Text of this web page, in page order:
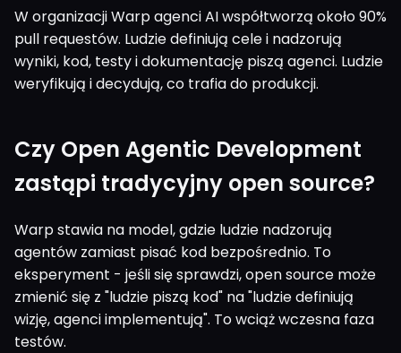
W organizacji Warp agenci AI współtworzą około 90%
pull requestów. Ludzie definiują cele i nadzorują
wyniki, kod, testy i dokumentację piszą agenci. Ludzie
weryfikują i decydują, co trafia do produkcji.
Czy Open Agentic Development
zastąpi tradycyjny open source?
Warp stawia na model, gdzie ludzie nadzorują
agentów zamiast pisać kod bezpośrednio. To
eksperyment - jeśli się sprawdzi, open source może
zmienić się z "ludzie piszą kod" na "ludzie definiują
wizję, agenci implementują". To wciąż wczesna faza
testów.